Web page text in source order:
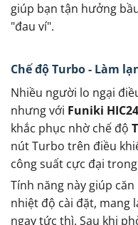
giúp bạn tận hưởng
"đau ví".
Chế độ Turbo - Làm
Nhiều người lo ngại
nhưng với Funiki
khắc phục nhờ chế độ
nút Turbo trên điều
công suất cực đại
Tính năng này giúp
nhiệt độ cài đặt, mang
ngay tức thì. Sau khi